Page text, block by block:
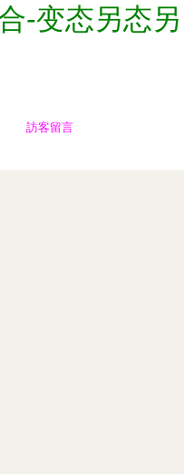
-变态另态另
訪客留言